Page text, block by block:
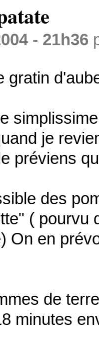
- 21h36
gratin
je
préviens
des
( pourvu
On en
de
minutes